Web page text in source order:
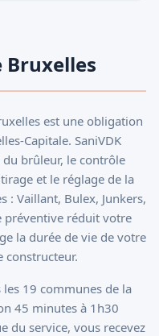
Bruxelles
est une obligation
Capitale. SaniVDK
du brûleur, le contrôle
et le réglage de la
: Vaillant, Bulex, Junkers,
préventive réduit votre
la durée de vie de votre
constructeur.
les 19 communes de la
45 minutes à 1h30
du service, vous recevez